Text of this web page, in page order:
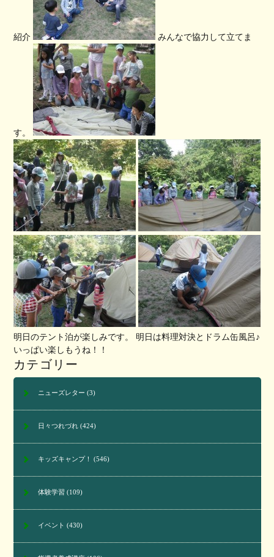
紹介 みんなで協力して立てま
す。
明日のテント泊が楽しみです。 明日は料理対決とドラム缶風呂♪
いっぱい楽しもうね！！
カテゴリー
ニューズレター (3)
日々つれづれ(424)
キッズキャンプ！ (546)
体験学習 (109)
イベント (430)